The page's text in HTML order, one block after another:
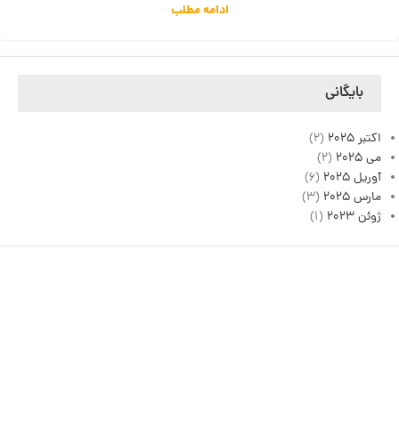
بایگانی
اکتبر 2025
(2)
می 2025
(2)
آوریل 2025
(6)
مارس 2025
(3)
ژوئن 2023
(1)
ادامه مطلب